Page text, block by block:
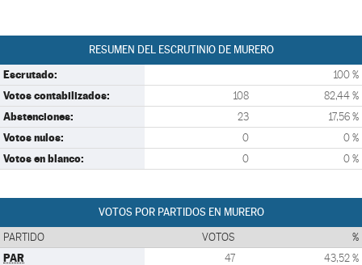
RESUMEN DEL ESCRUTINIO DE MURERO
Escrutado: 100 %
Votos contabilizados: 108 82,44 %
Abstenciones: 23 17,56 %
Votos nulos: 0 0 %
Votos en blanco: 0 0 %
VOTOS POR PARTIDOS EN MURERO
PARTIDO VOTOS %
PAR 47 43,52 %